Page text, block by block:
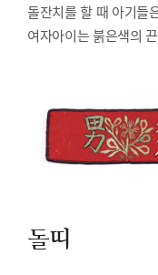
돌잔치를 할 때 아기들
여자아이는 붉은색의
돌띠